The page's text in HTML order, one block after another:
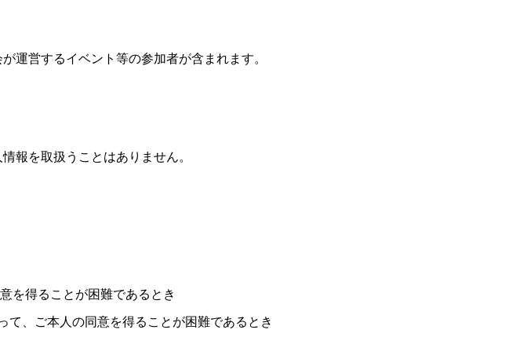
運営するイベント等の参加者が含まれます。
報を取扱うことはありません。
を得ることが困難であるとき
、ご本人の同意を得ることが困難であるとき